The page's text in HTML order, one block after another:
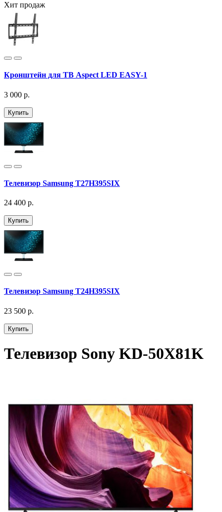
Хит продаж
Кронштейн для ТВ Aspect LED EASY-1
3 000 р.
Купить
Телевизор Samsung T27H395SIX
24 400 р.
Купить
Телевизор Samsung T24H395SIX
23 500 р.
Купить
Телевизор Sony KD-50X81K